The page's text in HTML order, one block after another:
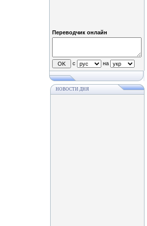
Переводчик онлайн
с на
НОВОСТИ ДНЯ